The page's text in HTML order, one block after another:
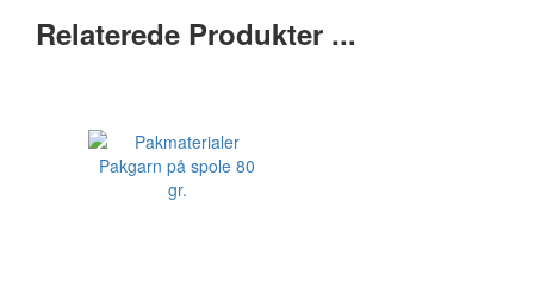
Relaterede Produkter ...